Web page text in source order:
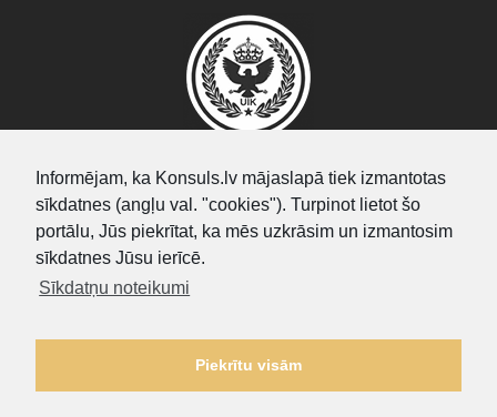
Informējam, ka Konsuls.lv mājaslapā tiek izmantotas
sīkdatnes (angļu val. "cookies"). Turpinot lietot šo
portālu, Jūs piekrītat, ka mēs uzkrāsim un izmantosim
sīkdatnes Jūsu ierīcē.
Sīkdatņu noteikumi
Piekrītu visām
SEARCH